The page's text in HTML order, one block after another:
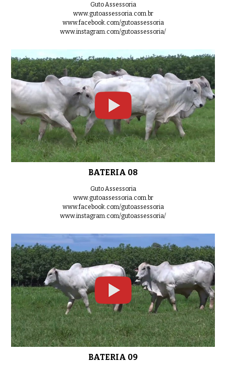
Guto Assessoria
www.gutoassessoria.com.br
www.facebook.com/gutoassessoria
www.instagram.com/gutoassessoria/
BATERIA 08
Guto Assessoria
www.gutoassessoria.com.br
www.facebook.com/gutoassessoria
www.instagram.com/gutoassessoria/
BATERIA 09